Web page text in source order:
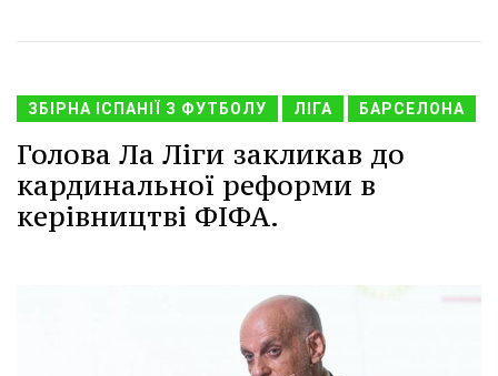
ЗБІРНА ІСПАНІЇ З ФУТБОЛУ ЛІГА БАРСЕЛОНА
Голова Ла Ліги закликав до
кардинальної реформи в
керівництві ФІФА.